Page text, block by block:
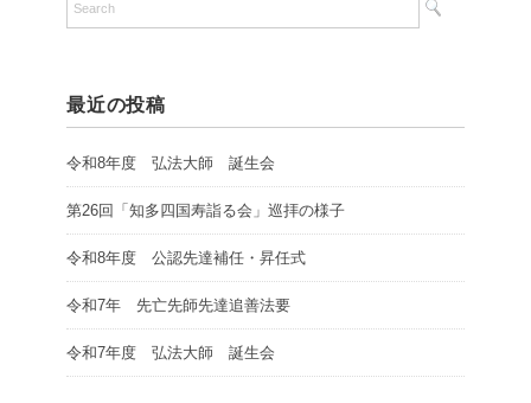
最近の投稿
令和8年度 弘法大師 誕生会
第26回「知多四国寿詣る会」巡拝の様子
令和8年度 公認先達補任・昇任式
令和7年 先亡先師先達追善法要
令和7年度 弘法大師 誕生会